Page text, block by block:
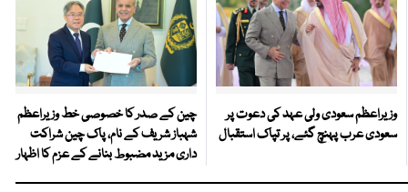
وزیراعظم سعودی ولی عہد کی دعوت پر
سعودی عرب پہنچ گئے، پر تپاک استقبال
چین کے صدر کا خصوصی خط وزیراعظم
شہباز شریف کے نام، پاک چین شراکت
داری مزید مضبوط بنانے کے عزم کا اظہار